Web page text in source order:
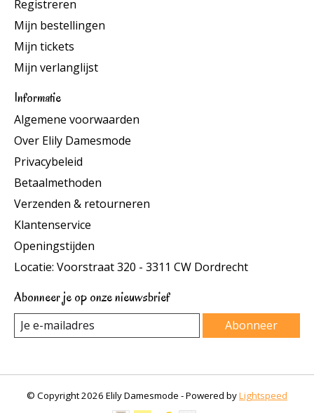
Registreren
Mijn bestellingen
Mijn tickets
Mijn verlanglijst
Informatie
Algemene voorwaarden
Over Elily Damesmode
Privacybeleid
Betaalmethoden
Verzenden & retourneren
Klantenservice
Openingstijden
Locatie: Voorstraat 320 - 3311 CW Dordrecht
Abonneer je op onze nieuwsbrief
Abonneer
© Copyright 2026 Elily Damesmode - Powered byLightspeed